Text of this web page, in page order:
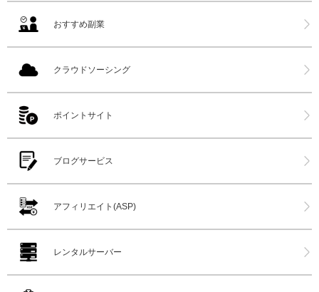
おすすめ副業
クラウドソーシング
ポイントサイト
ブログサービス
アフィリエイト(ASP)
レンタルサーバー